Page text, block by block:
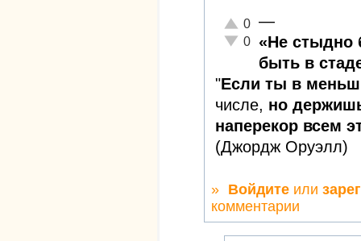
Отлично!
0
Неадекватно!
0
—
«Не стыдно
быть в
"Если ты в
числе, но
наперекор всем
(Джордж Оруэлл)
» Войдите или
комментарии